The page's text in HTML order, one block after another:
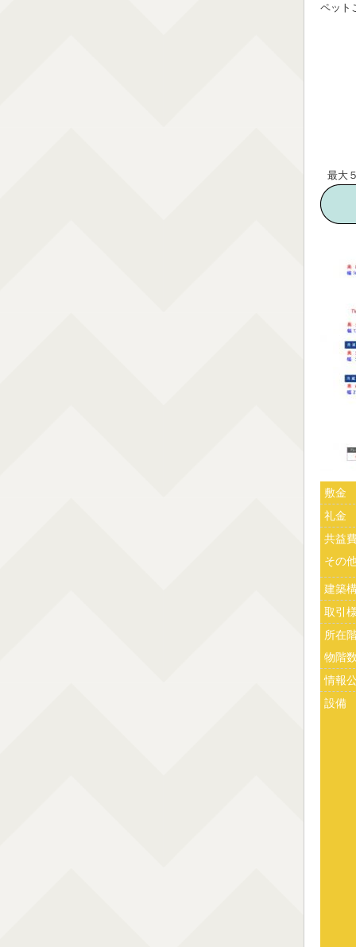
ペット
最大
敷金
礼金
共益
その
建築
取引
所在
物階
情報
設備